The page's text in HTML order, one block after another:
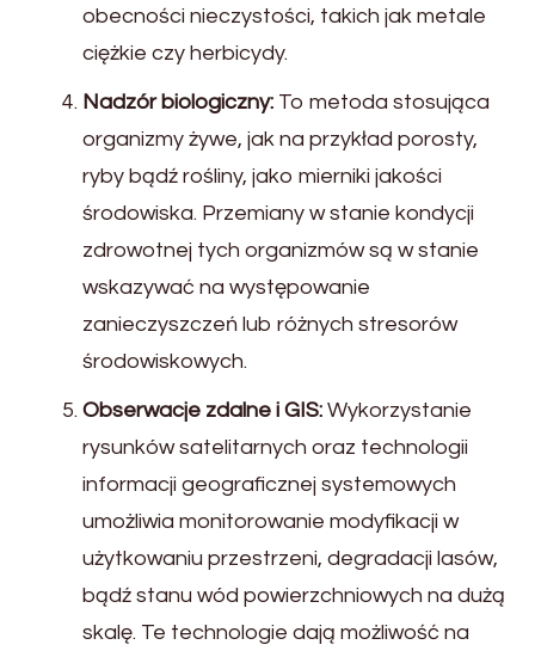
obecności nieczystości, takich jak metale
ciężkie czy herbicydy.
Nadzór biologiczny: To metoda stosująca
organizmy żywe, jak na przykład porosty,
ryby bądź rośliny, jako mierniki jakości
środowiska. Przemiany w stanie kondycji
zdrowotnej tych organizmów są w stanie
wskazywać na występowanie
zanieczyszczeń lub różnych stresorów
środowiskowych.
Obserwacje zdalne i GIS: Wykorzystanie
rysunków satelitarnych oraz technologii
informacji geograficznej systemowych
umożliwia monitorowanie modyfikacji w
użytkowaniu przestrzeni, degradacji lasów,
bądź stanu wód powierzchniowych na dużą
skalę. Te technologie dają możliwość na